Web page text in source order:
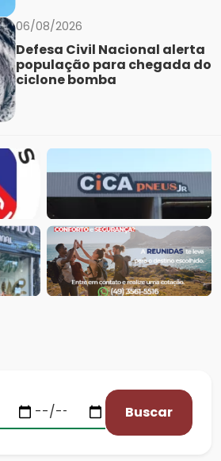
06/08/2026
Defesa Civil Nacional alerta
população para chegada do
ciclone bomba
Buscar